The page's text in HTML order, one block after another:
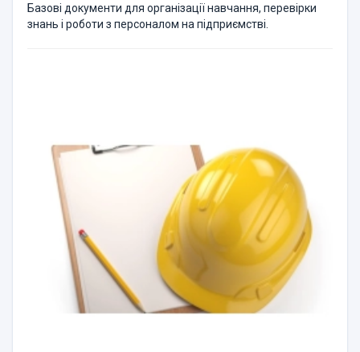
Базові документи для організації навчання, перевірки
знань і роботи з персоналом на підприємстві.